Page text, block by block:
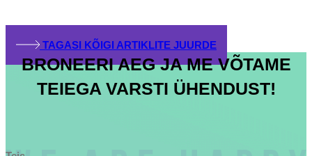
TAGASI KÕIGI ARTIKLITE JUURDE
BRONEERI AEG JA ME VÕTAME
TEIEGA VARSTI ÜHENDUST!